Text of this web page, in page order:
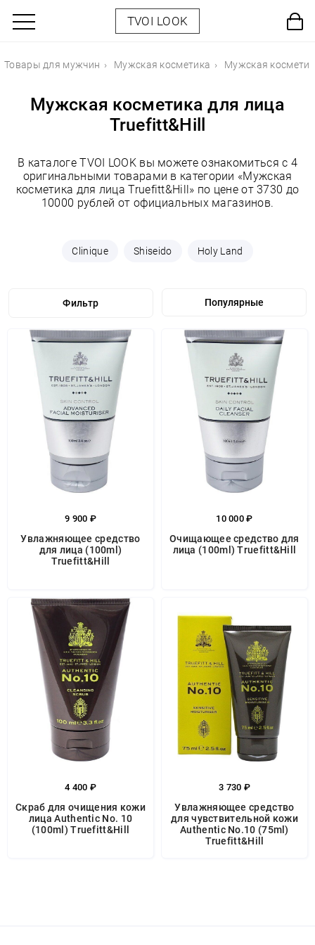
TVOI LOOK
Товары для мужчин Мужская косметика Мужская
Мужская косметика для лица
Truefitt&Hill
В каталоге TVOI LOOK вы можете ознакомиться с 4
оригинальными товарами в категории «Мужская
косметика для лица Truefitt&Hill» по цене от 3730 до
10000 рублей от официальных магазинов.
Clinique Shiseido Holy Land
Фильтр
9 900 ₽
Увлажняющее средство
для лица (100ml)
Truefitt&Hill
10 000 ₽
Очищающее средство для
лица (100ml) Truefitt&Hill
4 400 ₽
Скраб для очищения кожи
лица Authentic No. 10
(100ml) Truefitt&Hill
3 730 ₽
Увлажняющее средство
для чувствительной кожи
Authentic No.10 (75ml)
Truefitt&Hill